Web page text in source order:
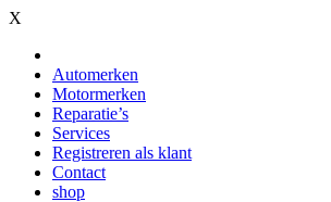
X
Automerken
Motormerken
Reparatie’s
Services
Registreren als klant
Contact
shop